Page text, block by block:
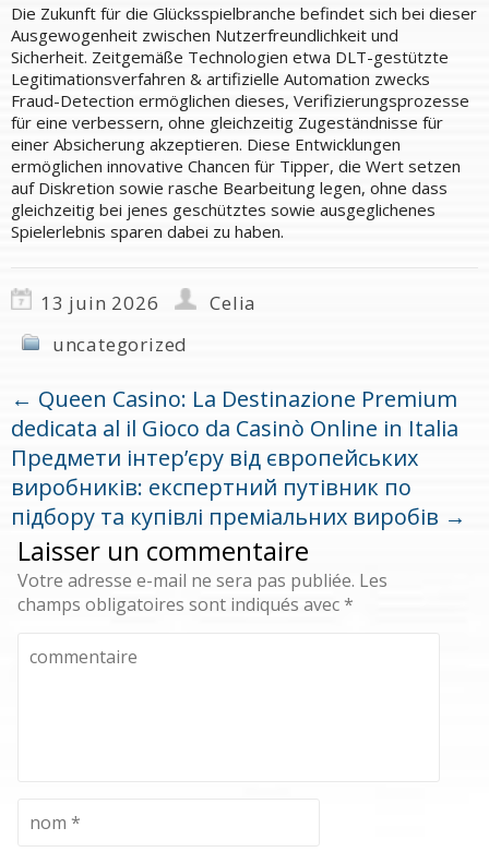
Die Zukunft für die Glücksspielbranche befindet sich bei dieser
Ausgewogenheit zwischen Nutzerfreundlichkeit und
Sicherheit. Zeitgemäße Technologien etwa DLT-gestützte
Legitimationsverfahren & artifizielle Automation zwecks
Fraud-Detection ermöglichen dieses, Verifizierungsprozesse
für eine verbessern, ohne gleichzeitig Zugeständnisse für
einer Absicherung akzeptieren. Diese Entwicklungen
ermöglichen innovative Chancen für Tipper, die Wert setzen
auf Diskretion sowie rasche Bearbeitung legen, ohne dass
gleichzeitig bei jenes geschütztes sowie ausgeglichenes
Spielerlebnis sparen dabei zu haben.
13 juin 2026
Celia
uncategorized
← Queen Casino: La Destinazione Premium
dedicata al il Gioco da Casinò Online in Italia
Предмети інтер’єру від європейських
виробників: експертний путівник по
підбору та купівлі преміальних виробів →
Laisser un commentaire
Votre adresse e-mail ne sera pas publiée. Les
champs obligatoires sont indiqués avec*